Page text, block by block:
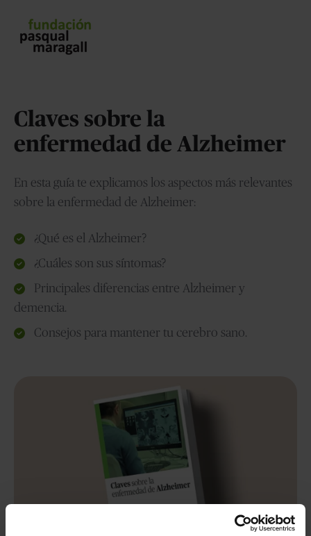
Claves sobre la
enfermedad de Alzheimer
En esta guía te explicamos los aspectos más relevantes
sobre la enfermedad de Alzheimer:
¿Qué es el Alzheimer?
¿Cuáles son sus síntomas?
Principales diferencias entre Alzheimer y
demencia.
Consejos para mantener tu cerebro sano.